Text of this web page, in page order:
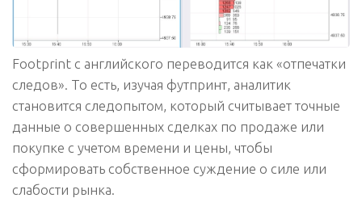
Footprint с английского переводится как «отпечатки
следов». То есть, изучая футпринт, аналитик
становится следопытом, который считывает точные
данные о совершенных сделках по продаже или
покупке с учетом времени и цены, чтобы
сформировать собственное суждение о силе или
слабости рынка.